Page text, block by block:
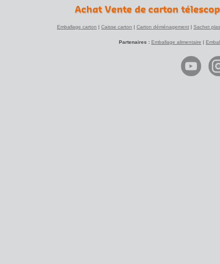
Emballage carton | Caisse carton | Carton déménagement | Sachet
Partenaires : Emballage alimentaire |